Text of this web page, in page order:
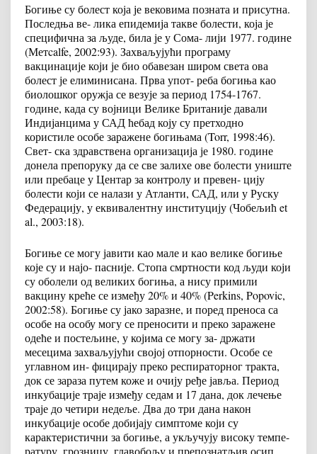
Богиње су болест која је вековима позната и присутна.
Последња ве- лика епидемија такве болести, која је
специфична за људе, била је у Сома- лији 1977. године
(Метcalfe, 2002:93). Захваљујући програму
вакцинације који је био обавезан широм света ова
болест је елиминисана. Прва упот- реба богиња као
биолошког оружја се везује за период 1754-1767.
године, када су војници Велике Британије давали
Индијанцима у САД ћебад коју су претходно
користиле особе заражене богињама (Torr, 1998:46).
Свет- ска здравствена организација је 1980. године
донела препоруку да се све залихе ове болести униште
или пребаце у Центар за контролу и превен- цију
болести који се налази у Атланти, САД, или у Руску
Федерацију, у еквивалентну институцију (Чобељић et
al., 2003:18).
Богиње се могу јавити као мале и као велике богиње
које су и најо- пасније. Стопа смртности код људи који
су оболели од великих богиња, а нису примили
вакцину креће се између 20% и 40% (Perkins, Popovic,
2002:58). Богиње су јако заразне, и поред преноса са
особе на особу могу се преносити и преко заражене
одеће и постељине, у којима се могу за- држати
месецима захваљујући својој отпорности. Особе се
углавном ин- фицирају преко респираторног тракта,
док се зараза путем коже и очију ређе јавља. Период
инкубације траје између седам и 17 дана, док лечење
траје до четири недеље. Два до три дана након
инкубације особе добијају симптоме који су
карактеристични за богиње, а укључују високу темпе-
ратуру, грозницу, главобољу и препознатљив осип